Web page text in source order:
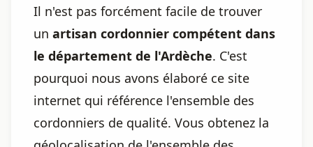
Il n'est pas forcément facile de trouver
un artisan cordonnier compétent dans
le département de l'Ardèche. C'est
pourquoi nous avons élaboré ce site
internet qui référence l'ensemble des
cordonniers de qualité. Vous obtenez la